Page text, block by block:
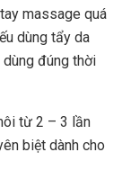
massage quá
dùng tẩy da
dùng đúng thời
từ 2 – 3 lần
biệt dành cho